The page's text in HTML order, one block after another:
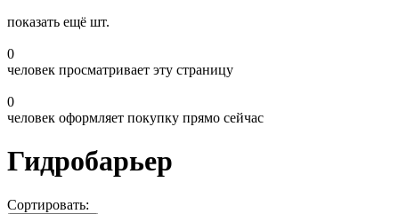
показать ещё шт.
0
человек просматривает эту страницу
0
человек оформляет покупку прямо сейчас
Гидробарьер
Сортировать: